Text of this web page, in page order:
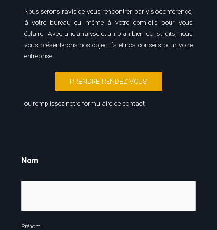
Nous serons ravis de vous rencontrer par visioconférence,
à votre bureau ou même à votre domicile pour vous
éclairer. Avec une analyse et un plan bien construits, nous
vous présenterons nos objectifs et nos conseils pour votre
entreprise.
PRENDRE RENDEZ-VOUS
ou remplissez notre formulaire de contact
Nom
Prénom